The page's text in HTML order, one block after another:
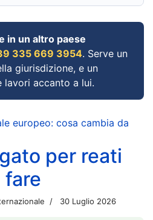
in un altro paese
335 669 3954. Serve un
giurisdizione, e un
lavori accanto a lui.
europeo: cosa cambia da
per reati
fare
30 Luglio 2026